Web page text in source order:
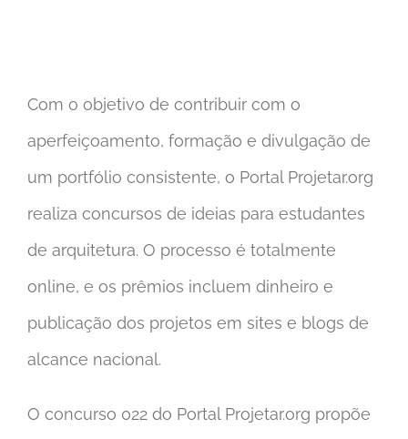
Com o objetivo de contribuir com o
aperfeiçoamento, formação e divulgação de
um portfólio consistente, o Portal Projetar.org
realiza concursos de ideias para estudantes
de arquitetura. O processo é totalmente
online, e os prêmios incluem dinheiro e
publicação dos projetos em sites e blogs de
alcance nacional.
O concurso 022 do Portal Projetar.org propõe